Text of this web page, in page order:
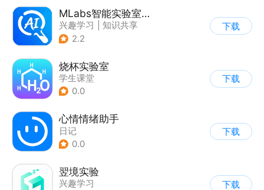
MLabs智能实验室系统
兴趣学习
知识共享
2.2
下载
烧杯实验室
学生课堂
0.0
下载
心情情绪助手
日记
0.0
下载
翌境实验
兴趣学习
下载